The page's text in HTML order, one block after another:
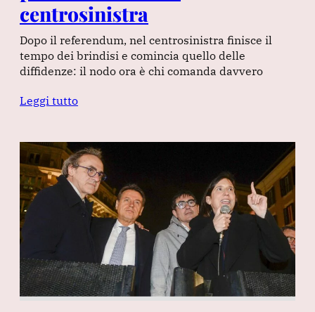
centrosinistra
Dopo il referendum, nel centrosinistra finisce il
tempo dei brindisi e comincia quello delle
diffidenze: il nodo ora è chi comanda davvero
Leggi tutto